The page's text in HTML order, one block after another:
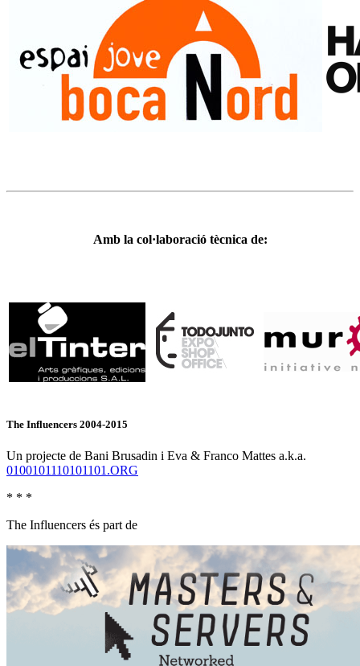
Amb la col·laboració tècnica de:
The Influencers 2004-2015
Un projecte de Bani Brusadin i Eva & Franco Mattes a.k.a.
0100101110101101.ORG
* * *
The Influencers és part de